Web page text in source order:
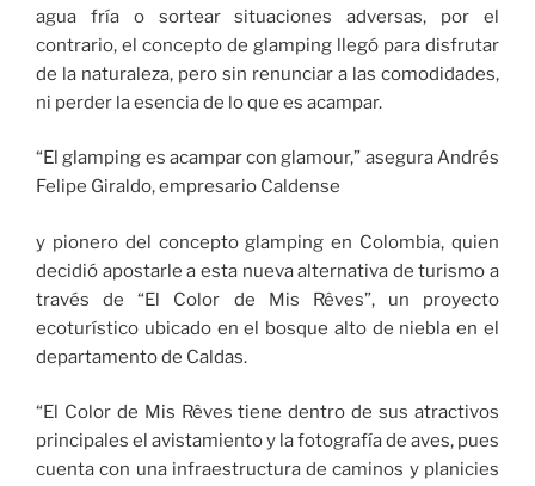
agua fría o sortear situaciones adversas, por el
contrario, el concepto de glamping llegó para disfrutar
de la naturaleza, pero sin renunciar a las comodidades,
ni perder la esencia de lo que es acampar.
“El glamping es acampar con glamour,” asegura Andrés
Felipe Giraldo, empresario Caldense
y pionero del concepto glamping en Colombia, quien
decidió apostarle a esta nueva alternativa de turismo a
través de “El Color de Mis Rêves”, un proyecto
ecoturístico ubicado en el bosque alto de niebla en el
departamento de Caldas.
“El Color de Mis Rêves tiene dentro de sus atractivos
principales el avistamiento y la fotografía de aves, pues
cuenta con una infraestructura de caminos y planicies